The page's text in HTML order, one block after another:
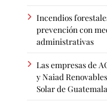
Incendios
prevención con
administrativas
Las empresas de
y Naiad
Solar de Guatemala